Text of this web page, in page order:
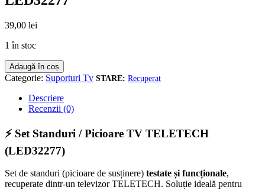
39,00 lei
1 în stoc
Cantitate
Set
standuri
pentru
LED32277
Adaugă în coș
Categorie: Suporturi Tv Recuperat
Descriere
Recenzii (0)
⚡ Set Standuri / Picioare TV TELETECH
(LED32277)
Set de standuri (picioare de susținere) testate și funcționale,
recuperate dintr-un televizor TELETECH. Soluție ideală pentru